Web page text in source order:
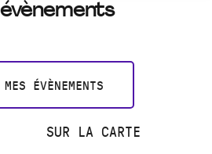
ÉVÈNEMENTS
SUR LA CARTE